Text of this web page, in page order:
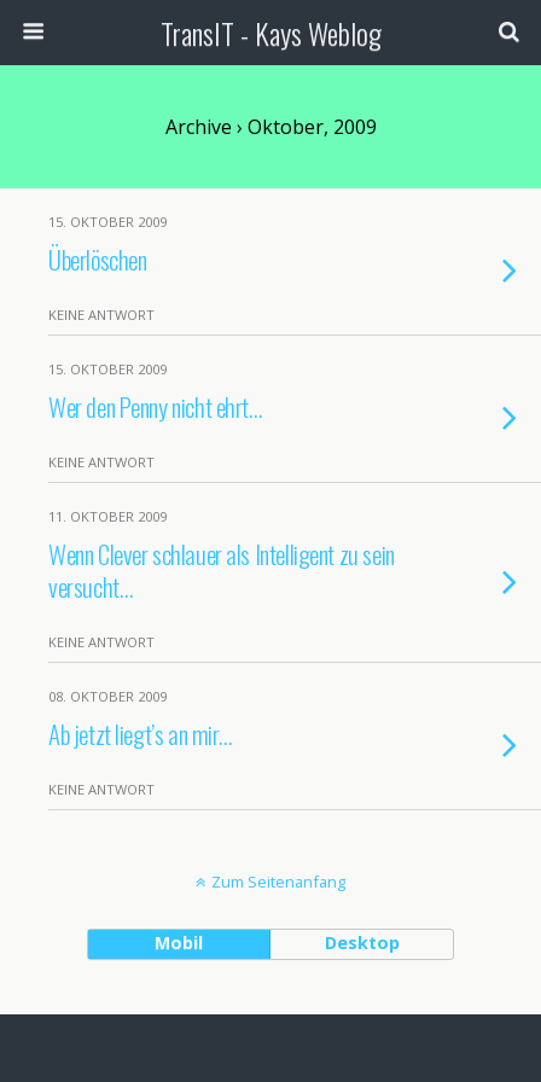
TransIT - Kays Weblog
Archive › Oktober, 2009
15. OKTOBER 2009
Überlöschen
KEINE ANTWORT
15. OKTOBER 2009
Wer den Penny nicht ehrt…
KEINE ANTWORT
11. OKTOBER 2009
Wenn Clever schlauer als Intelligent zu sein
versucht…
KEINE ANTWORT
08. OKTOBER 2009
Ab jetzt liegt’s an mir…
KEINE ANTWORT
Zum Seitenanfang
Mobil Desktop